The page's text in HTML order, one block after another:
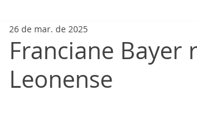
Franciane Bayer
Leonense
26 de mar. de 2025